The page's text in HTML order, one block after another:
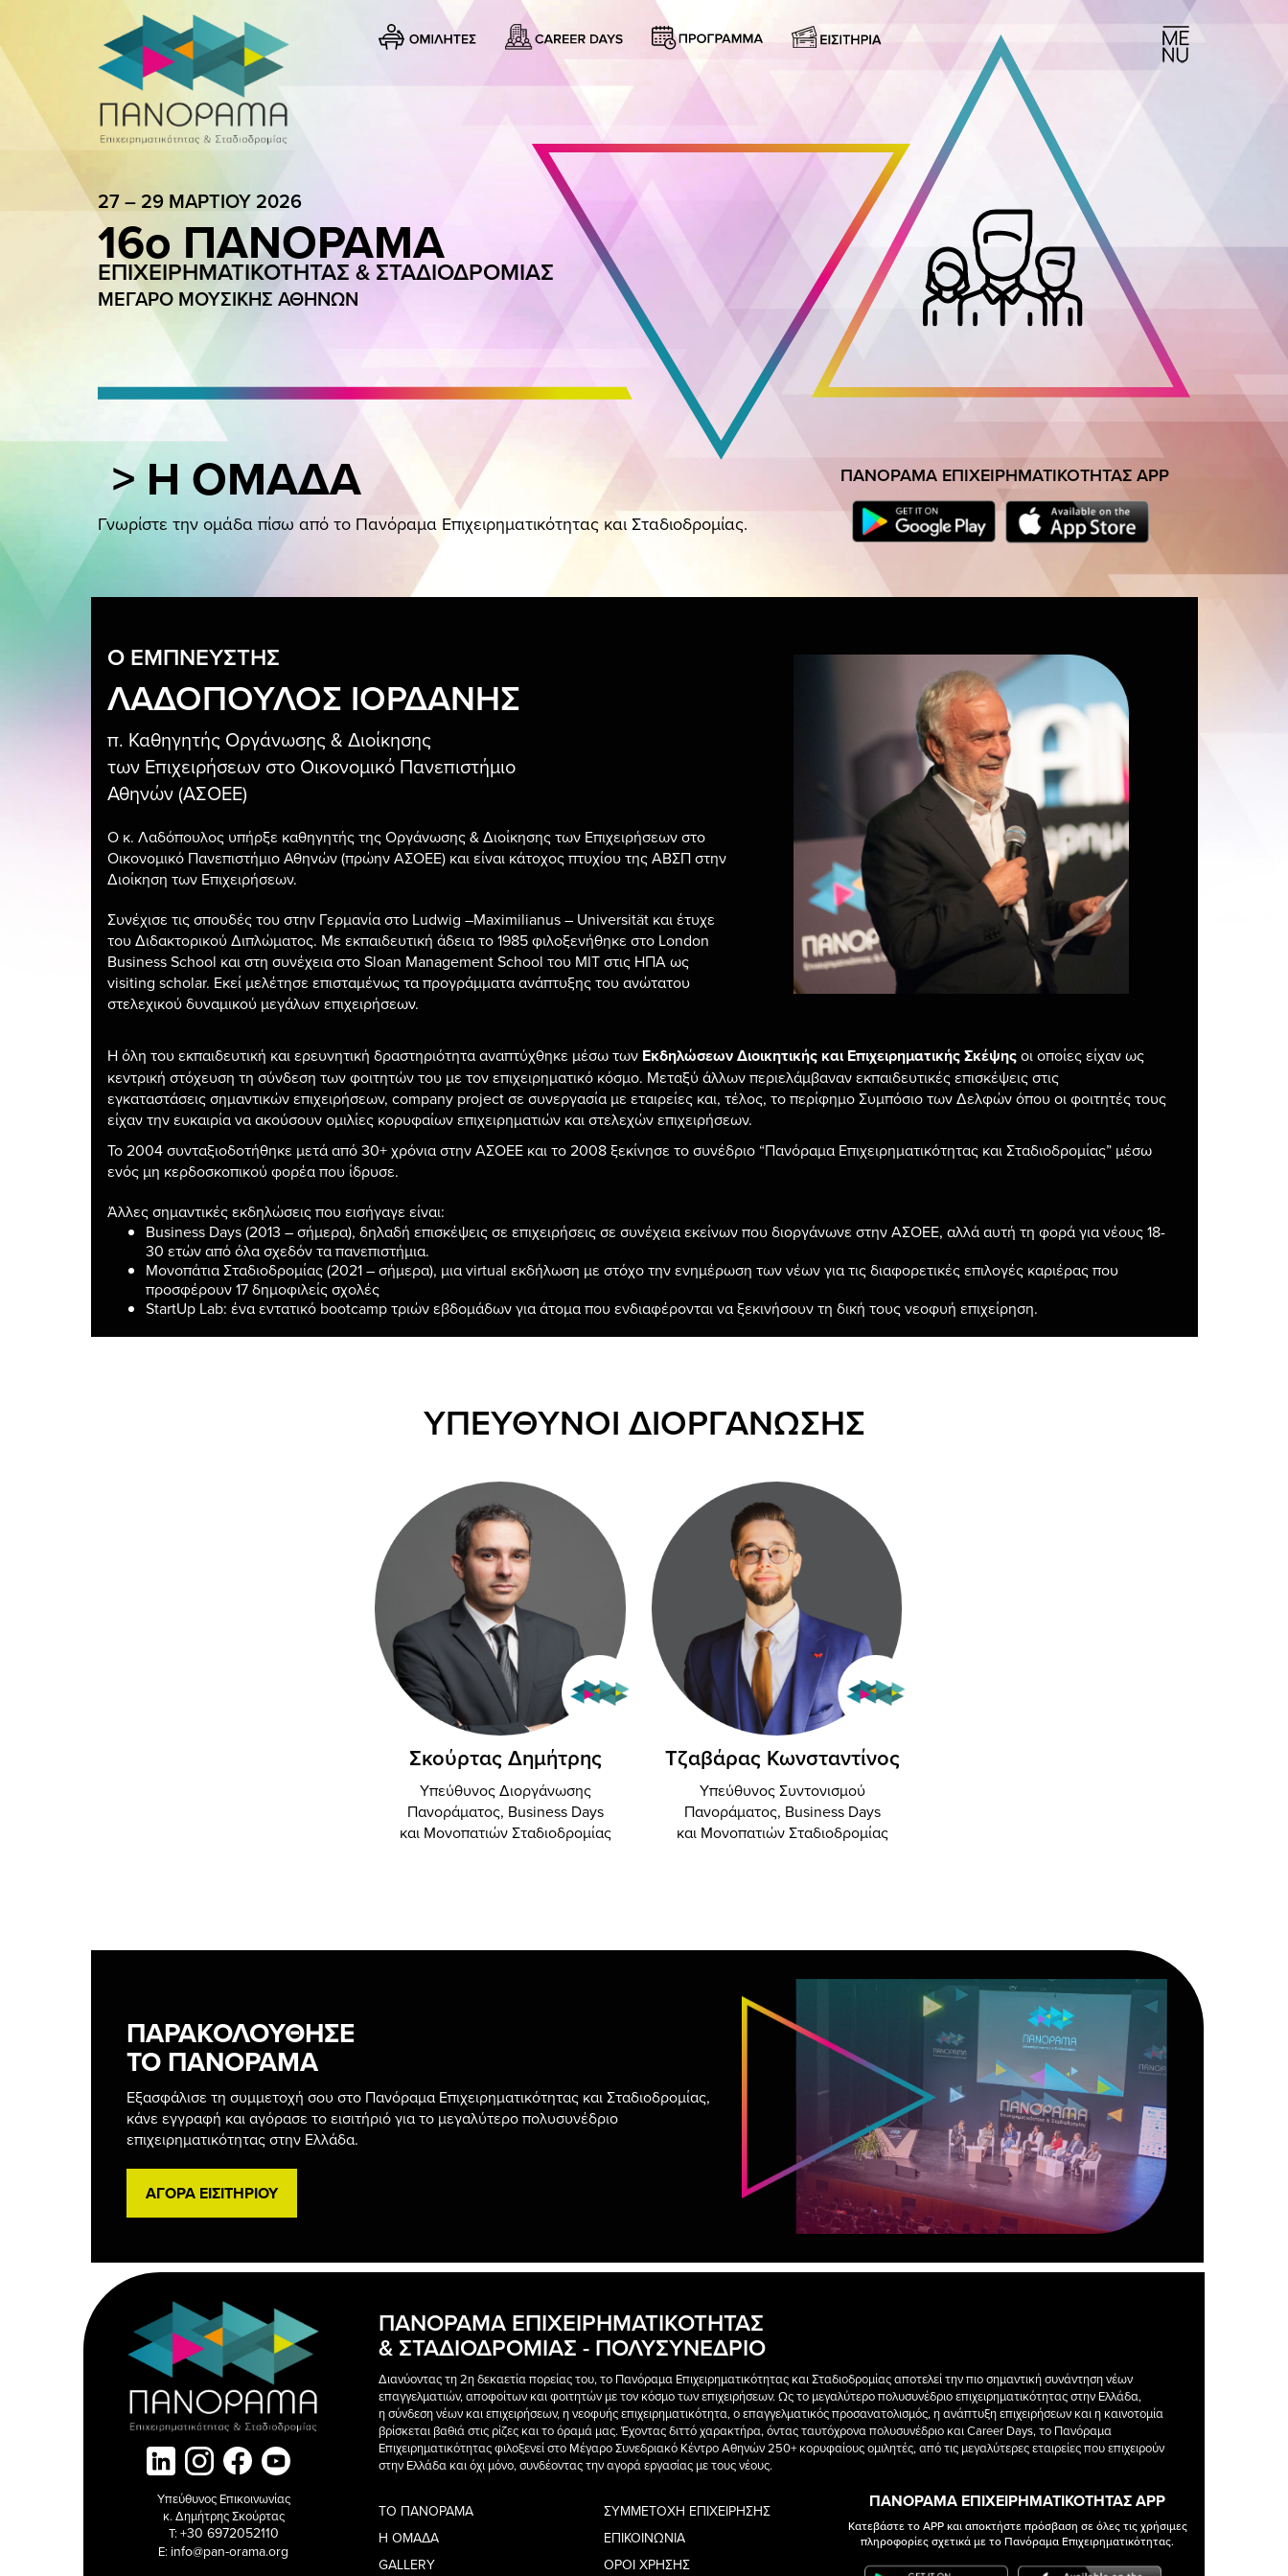
ΟΜΙΛΗΤΕΣ
ΠΡΟΓΡΑΜΜΑ
CAREER DAYS
ΤΟ ΠΑΝΟΡΑΜΑ
ΑΓΟΡΑ ΕΙΣΙΤΗΡΙΟΥ
ΕΠΙΚΟΙΝΩΝΙΑ
ΠΑΝΟΡΑΜΑ APP
ΓΙΑ ΕΠΙΧΕΙΡΗΣΕΙΣ
ΣΥΜΜΕΤΟΧΗ ΕΠΙΧΕΙΡΗΣΗΣ Η ΟΜΑΔΑ ΠΑΚΕΤΑ ΣΥΜΜΕΤΟΧΗΣ
27 – 29 ΜΑΡΤΙΟΥ 2026
16ο ΠΑΝΟΡΑΜΑ
ΕΠΙΧΕΙΡΗΜΑΤΙΚΟΤΗΤΑΣ & ΣΤΑΔΙΟΔΡΟΜΙΑΣ
ΜΕΓΑΡΟ ΜΟΥΣΙΚΗΣ ΑΘΗΝΩΝ
ΠΑΡ 13:00 – 20:15 / ΣΑΒ 11:30 – 19:00 / ΚΥΡ 11:30 – 20:00
OΜΙΛΗΤΕΣ ΠΡΟΓΡΑΜΜΑ
ΠΑΝΟΡΑΜΑ ΕΠΙΧΕΙΡΗΜΑΤΙΚΟΤΗΤΑΣ APP
> Η ΟΜΑΔΑ ΠΑΝΟΡΑΜΑ ΕΠΙΧΕΙΡΗΜΑΤΙΚΟΤΗΤΑΣ APP
27 – 29 ΜΑΡΤΙΟΥ 2026
16ο ΠΑΝΟΡΑΜΑ
ΕΠΙΧΕΙΡΗΜΑΤΙΚΟΤΗΤΑΣ & ΣΤΑΔΙΟΔΡΟΜΙΑΣ
ΜΕΓΑΡΟ ΜΟΥΣΙΚΗΣ ΑΘΗΝΩΝ
Γνωρίστε την ομάδα πίσω από το Πανόραμα Επιχειρηματικότητας και Σταδιοδρομίας.
Ο ΕΜΠΝΕΥΣΤΗΣ
ΛΑΔΟΠΟΥΛΟΣ ΙΟΡΔΑΝΗΣ
π. Καθηγητής Οργάνωσης & Διοίκησης
των Επιχειρήσεων στο Οικονομικό Πανεπιστήμιο
Αθηνών (ΑΣΟΕΕ)
Ο κ. Λαδόπουλος υπήρξε καθηγητής της Οργάνωσης & Διοίκησης των Επιχειρήσεων στο
Οικονομικό Πανεπιστήμιο Αθηνών (πρώην ΑΣΟΕΕ) και είναι κάτοχος πτυχίου της ΑΒΣΠ στην
Διοίκηση των Επιχειρήσεων.
Συνέχισε τις σπουδές του στην Γερμανία στο Ludwig –Maximilianus – Universität και έτυχε
του Διδακτορικού Διπλώματος. Με εκπαιδευτική άδεια το 1985 φιλοξενήθηκε στο London
Business School και στη συνέχεια στο Sloan Management School του MIT στις ΗΠΑ ως
visiting scholar. Εκεί μελέτησε επισταμένως τα προγράμματα ανάπτυξης του ανώτατου
στελεχικού δυναμικού μεγάλων επιχειρήσεων.
Η όλη του εκπαιδευτική και ερευνητική δραστηριότητα αναπτύχθηκε μέσω των Εκδηλώσεων Διοικητικής και Επιχειρηματικής Σκέψηςοι οποίες είχαν ως
κεντρική στόχευση τη σύνδεση των φοιτητών του με τον επιχειρηματικό κόσμο. Μεταξύ άλλων περιελάμβαναν εκπαιδευτικές επισκέψεις στις
εγκαταστάσεις σημαντικών επιχειρήσεων, company project σε συνεργασία με εταιρείες και, τέλος, το περίφημο Συμπόσιο των Δελφών όπου οι φοιτητές τους
είχαν την ευκαιρία να ακούσουν ομιλίες κορυφαίων επιχειρηματιών και στελεχών επιχειρήσεων.
Το 2004 συνταξιοδοτήθηκε μετά από 30+ χρόνια στην ΑΣΟΕΕ και το 2008 ξεκίνησε το συνέδριο “Πανόραμα Επιχειρηματικότητας και Σταδιοδρομίας” μέσω
ενός μη κερδοσκοπικού φορέα που ίδρυσε.
Άλλες σημαντικές εκδηλώσεις που εισήγαγε είναι:
Business Days (2013 – σήμερα), δηλαδή επισκέψεις σε επιχειρήσεις σε συνέχεια εκείνων που διοργάνωνε στην ΑΣΟΕΕ, αλλά αυτή τη φορά για νέους 18-
30 ετών από όλα σχεδόν τα πανεπιστήμια.
Μονοπάτια Σταδιοδρομίας (2021 – σήμερα), μια virtual εκδήλωση με στόχο την ενημέρωση των νέων για τις διαφορετικές επιλογές καριέρας που
προσφέρουν 17 δημοφιλείς σχολές
StartUp Lab: ένα εντατικό bootcamp τριών εβδομάδων για άτομα που ενδιαφέρονται να ξεκινήσουν τη δική τους νεοφυή επιχείρηση.
ΥΠΕΥΘΥΝΟΙ ΔΙΟΡΓΑΝΩΣΗΣ
Σκούρτας Δημήτρης
Υπεύθυνος Διοργάνωσης
Πανοράματος, Business Days
και Μονοπατιών Σταδιοδρομίας
Τζαβάρας Κωνσταντίνος
Υπεύθυνος Συντονισμού
Πανοράματος, Business Days
και Μονοπατιών Σταδιοδρομίας
ΠΑΡΑΚΟΛΟΥΘΗΣΕ
ΤΟ ΠΑΝΟΡΑΜΑ
Εξασφάλισε τη συμμετοχή σου στο Πανόραμα Επιχειρηματικότητας και Σταδιοδρομίας,
κάνε εγγραφή και αγόρασε το εισιτήριό για το μεγαλύτερο πολυσυνέδριο
επιχειρηματικότητας στην Ελλάδα.
ΑΓΟΡΑ ΕΙΣΙΤΗΡΙΟΥ
Υπεύθυνος Επικοινωνίας
κ. Δημήτρης Σκούρτας
T: +30 6972052110
E: info@pan-orama.org
ΠΑΝΟΡΑΜΑ ΕΠΙΧΕΙΡΗΜΑΤΙΚΟΤΗΤΑΣ
& ΣΤΑΔΙΟΔΡΟΜΙΑΣ - ΠΟΛΥΣΥΝΕΔΡΙΟ
Διανύοντας τη 2η δεκαετία πορείας του, το Πανόραμα Επιχειρηματικότητας και Σταδιοδρομίας αποτελεί την πιο σημαντική συνάντηση νέων
επαγγελματιών, αποφοίτων και φοιτητών με τον κόσμο των επιχειρήσεων. Ως το μεγαλύτερο πολυσυνέδριο επιχειρηματικότητας στην Ελλάδα,
η σύνδεση νέων και επιχειρήσεων, η νεοφυής επιχειρηματικότητα, ο επαγγελματικός προσανατολισμός, η ανάπτυξη επιχειρήσεων και η καινοτομία
βρίσκεται βαθιά στις ρίζες και το όραμά μας. Έχοντας διττό χαρακτήρα, όντας ταυτόχρονα πολυσυνέδριο και Career Days, το Πανόραμα
Επιχειρηματικότητας φιλοξενεί στο Μέγαρο Συνεδριακό Κέντρο Αθηνών 250+ κορυφαίους ομιλητές, από τις μεγαλύτερες εταιρείες που επιχειρούν
στην Ελλάδα και όχι μόνο, συνδέοντας την αγορά εργασίας με τους νέους.
ΤΟ ΠΑΝΟΡΑΜΑ
Η ΟΜΑΔΑ
GALLERY
ΣΥΜΜΕΤΟΧΗ ΕΠΙΧΕΙΡΗΣΗΣ
ΕΠΙΚΟΙΝΩΝΙΑ
ΟΡΟΙ ΧΡΗΣΗΣ
ΠΑΝΟΡΑΜΑ ΕΠΙΧΕΙΡΗΜΑΤΙΚΟΤΗΤΑΣ APP
Κατεβάστε το APP και αποκτήστε πρόσβαση σε όλες τις χρήσιμες
πληροφορίες σχετικά με το Πανόραμα Επιχειρηματικότητας.